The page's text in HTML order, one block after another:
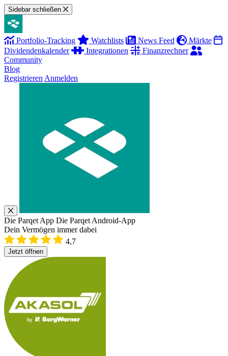
Sidebar schließen
Portfolio-Tracking Watchlists News Feed
Märkte
Dividendenkalender
Integrationen
Finanzrechner
Community
Blog
Registrieren Anmelden
Die Parqet App Die Parqet Android-App
Dein Vermögen immer dabei
4,7
Jetzt öffnen